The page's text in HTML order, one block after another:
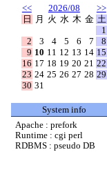
<<
2026/08
>>
日
月 火 水 木 金 土
1
2
3 4 5 6 7
8
9 10 11 12 13 14 15
16 17 18 19 20 21 22
23 24 25 26 27 28 29
30 31
System info
Apache : prefork
Runtime : cgi perl
RDBMS : pseudo DB